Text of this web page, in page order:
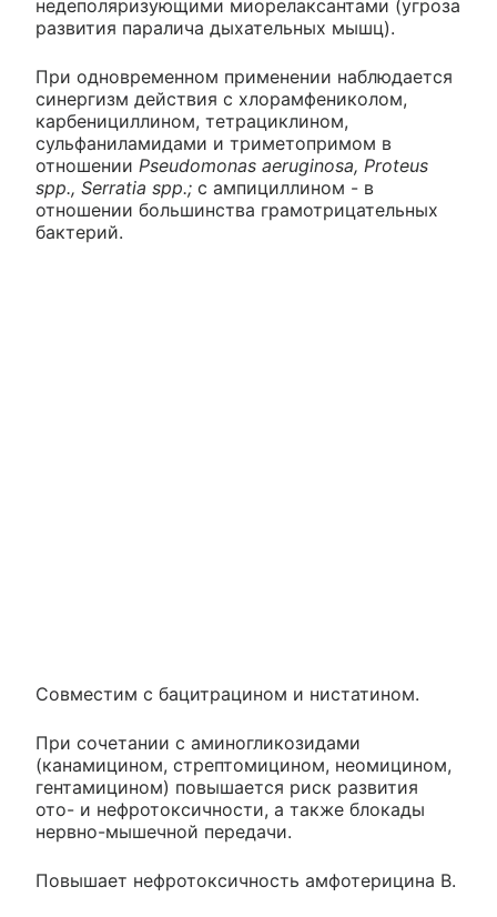
недеполяризующими миорелаксантами (угроза
развития паралича дыхательных мышц).
При одновременном применении наблюдается
синергизм действия с хлорамфениколом,
карбенициллином, тетрациклином,
сульфаниламидами и триметопримом в
отношении Pseudomonas aeruginosa, Proteus
spp., Serratia spp.; с ампициллином - в
отношении большинства грамотрицательных
бактерий.
Совместим с бацитрацином и нистатином.
При сочетании с аминогликозидами
(канамицином, стрептомицином, неомицином,
гентамицином) повышается риск развития
ото- и нефротоксичности, а также блокады
нервно-мышечной передачи.
Повышает нефротоксичность амфотерицина В.